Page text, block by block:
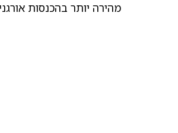
מהירה יותר בהכנסות